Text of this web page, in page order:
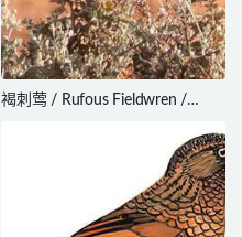
褐刺莺 / Rufous Fieldwren /